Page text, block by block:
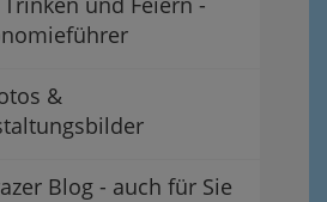
&
Blog - auch für Sie